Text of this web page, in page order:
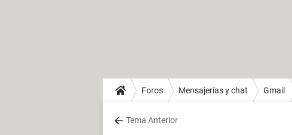
Foros Mensajerías y chat Gmail
Tema Anterior